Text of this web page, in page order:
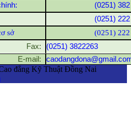
(0251)
(0251)
sở
(0251)
Fax:
(0251) 3822263
E-mail:
đẳng Kỹ Thuật Đồng Nai